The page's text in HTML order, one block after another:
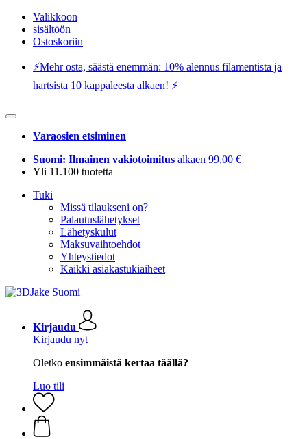
Valikkoon
sisältöön
Ostoskoriin
⚡️Mehr osta, säästä enemmän: 10% alennus filamentista ja
hartsista 10 kappaleesta alkaen! ⚡️
Varaosien etsiminen
Suomi: Ilmainen vakiotoimitus alkaen 99,00 €
Yli 11.100 tuotetta
Tuki
Missä tilaukseni on?
Palautuslähetykset
Lähetyskulut
Maksuvaihtoehdot
Yhteystiedot
Kaikki asiakastukiaiheet
Kirjaudu
Kirjaudu nyt
Oletko ensimmäistä kertaa täällä?
Luo tili